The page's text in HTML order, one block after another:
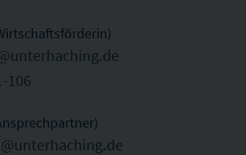
106